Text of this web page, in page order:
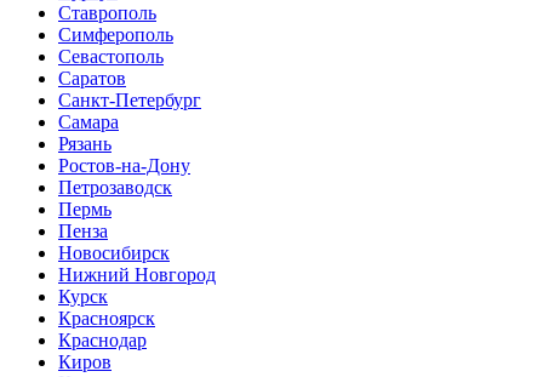
Ставрополь
Симферополь
Севастополь
Саратов
Санкт-Петербург
Самара
Рязань
Ростов-на-Дону
Петрозаводск
Пермь
Пенза
Новосибирск
Нижний Новгород
Курск
Красноярск
Краснодар
Киров